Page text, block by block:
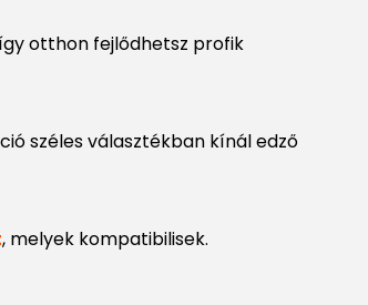
otthon fejlődhetsz profik
széles választékban kínál edző
, melyek kompatibilisek.